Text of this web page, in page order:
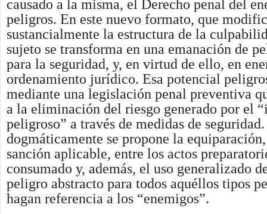
causado a la misma, el Derecho penal del
peligros. En este nuevo formato, que
sustancialmente la estructura de la
sujeto se transforma en una emanación de
para la seguridad, y, en virtud de ello, en
ordenamiento jurídico. Esa potencial
mediante una legislación penal preventiva
a la eliminación del riesgo generado por el
peligroso” a través de medidas de
dogmáticamente se propone la
sanción aplicable, entre los actos
consumado y, además, el uso generalizado
peligro abstracto para todos aquéllos tipos
hagan referencia a los “enemigos”.